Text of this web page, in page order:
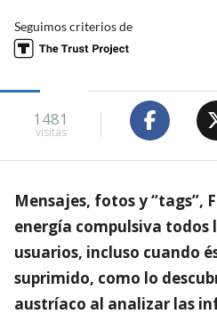
Seguimos criterios de
1481
visitas
Mensajes, fotos y “tags”,
energía compulsiva todos
usuarios, incluso cuando
suprimido, como lo
austríaco al analizar las